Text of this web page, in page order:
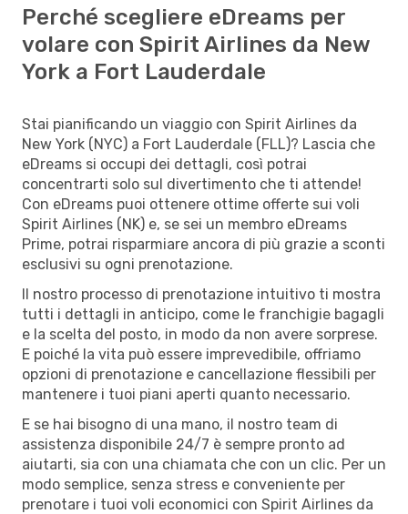
Perché scegliere eDreams per
volare con Spirit Airlines da New
York a Fort Lauderdale
Stai pianificando un viaggio con Spirit Airlines da
New York (NYC) a Fort Lauderdale (FLL)? Lascia che
eDreams si occupi dei dettagli, così potrai
concentrarti solo sul divertimento che ti attende!
Con eDreams puoi ottenere ottime offerte sui voli
Spirit Airlines (NK) e, se sei un membro eDreams
Prime, potrai risparmiare ancora di più grazie a sconti
esclusivi su ogni prenotazione.
Il nostro processo di prenotazione intuitivo ti mostra
tutti i dettagli in anticipo, come le franchigie bagagli
e la scelta del posto, in modo da non avere sorprese.
E poiché la vita può essere imprevedibile, offriamo
opzioni di prenotazione e cancellazione flessibili per
mantenere i tuoi piani aperti quanto necessario.
E se hai bisogno di una mano, il nostro team di
assistenza disponibile 24/7 è sempre pronto ad
aiutarti, sia con una chiamata che con un clic. Per un
modo semplice, senza stress e conveniente per
prenotare i tuoi voli economici con Spirit Airlines da